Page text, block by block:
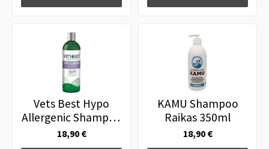
Vets Best Hypo
Allergenic Shampoo
500ml
18,90 €
KAMU Shampoo
Raikas 350ml
18,90 €